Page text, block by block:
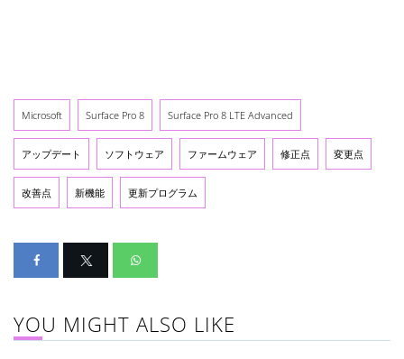
Microsoft Surface Pro 8 Surface Pro 8 LTE Advanced
アップデート ソフトウェア ファームウェア 修正点 変更点
改善点 新機能 更新プログラム
YOU MIGHT ALSO LIKE